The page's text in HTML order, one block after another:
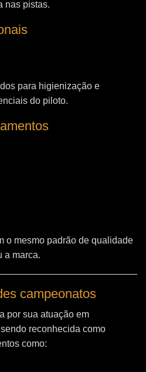
nas pistas.
para higienização e
do piloto.
o mesmo padrão de qualidade
a marca.
campeonatos
por sua atuação em
reconhecida como
como: